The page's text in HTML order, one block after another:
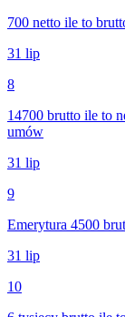
700 netto ile to
31 lip
8
14700 brutto ile to
umów
31 lip
9
Emerytura 4500
31 lip
10